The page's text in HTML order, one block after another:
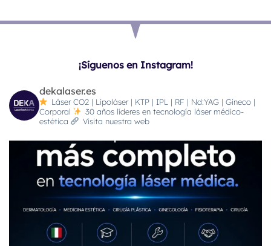
¡Síguenos en Instagram!
dekalaser.es
Láser CO2 | Lipoláser | KTP | IPL | RF | Nd:YAG | Gineco |
Corporal
30 años líderes en tecnología láser médico-
estética
Visita nuestra web